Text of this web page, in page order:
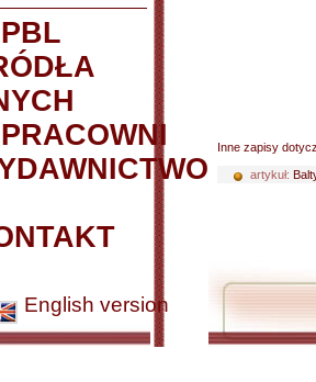
English version
Inne zapisy
artykuł: